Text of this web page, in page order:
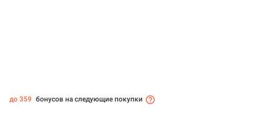
до 359 бонусов на следующие покупки